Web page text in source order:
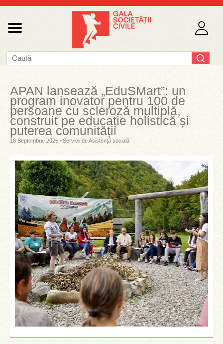
APAN lansează „EduSMart”: un
program inovator pentru 100 de
persoane cu scleroză multiplă,
construit pe educație holistică și
puterea comunității
18 Septembrie 2025 / Servicii de Asistență socială